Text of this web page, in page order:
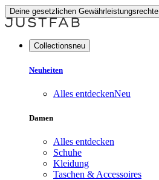
Deine gesetzlichen Gewährleistungsrechte
Collectionsneu
Neuheiten
Alles entdeckenNeu
Damen
Alles entdecken
Schuhe
Kleidung
Taschen & Accessoires